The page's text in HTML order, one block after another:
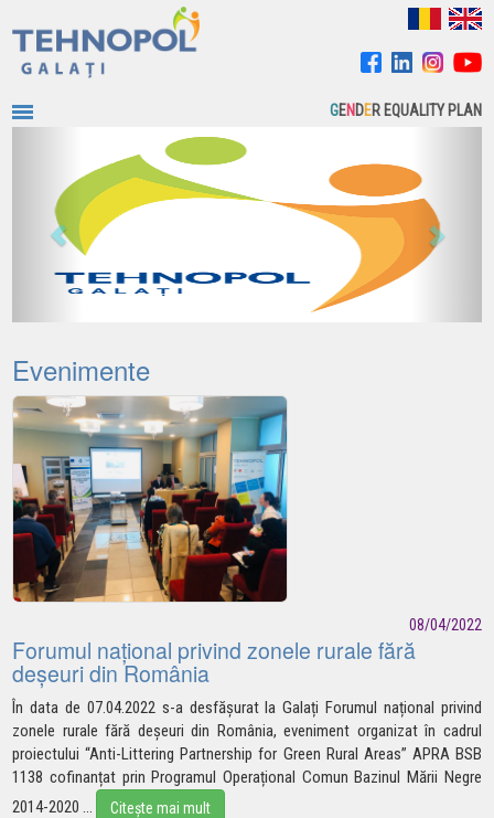
GEN DER EQUALITY PLAN
Evenimente
08/04/2022
Forumul național privind zonele rurale fără
deșeuri din România
În data de 07.04.2022 s-a desfășurat la Galați Forumul național privind
zonele rurale fără deșeuri din România, eveniment organizat în cadrul
proiectului “Anti-Littering Partnership for Green Rural Areas” APRA BSB
1138 cofinanțat prin Programul Operațional Comun Bazinul Mării Negre
2014-2020 ... Citește mai mult